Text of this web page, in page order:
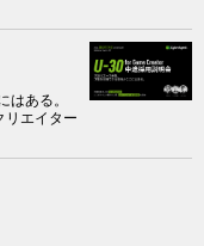
はある。
リエイター